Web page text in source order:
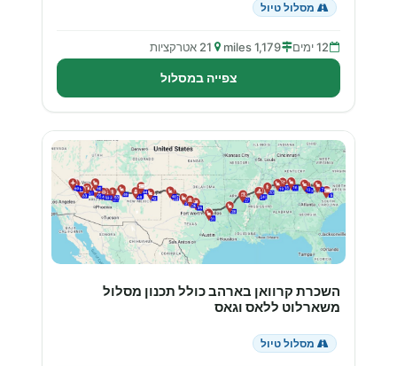
מסלול טיול
12 ימים 1,179 miles 21 אטרקציות
צפייה במסלול
השכרת קרוואן בארהב כולל תכנון מסלול
משארלוט ללאס וגאס
מסלול טיול